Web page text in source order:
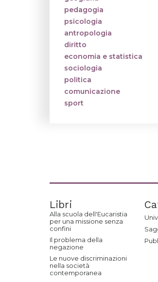
pedagogia
psicologia
antropologia
diritto
economia e statistica
sociologia
politica
comunicazione
sport
Libri
Alla scuola dell'Eucaristia
per una missione senza
confini
Il problema della
negazione
Le nuove discriminazioni
nella società
contemporanea